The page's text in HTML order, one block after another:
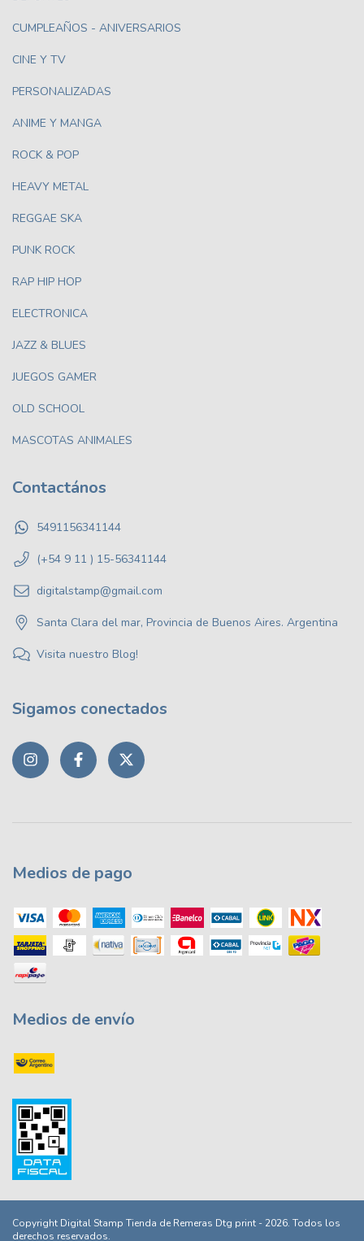
CUMPLEAÑOS - ANIVERSARIOS
CINE Y TV
PERSONALIZADAS
ANIME Y MANGA
ROCK & POP
HEAVY METAL
REGGAE SKA
PUNK ROCK
RAP HIP HOP
ELECTRONICA
JAZZ & BLUES
JUEGOS GAMER
OLD SCHOOL
MASCOTAS ANIMALES
Contactános
5491156341144
(+54 9 11 ) 15-56341144
digitalstamp@gmail.com
Santa Clara del mar, Provincia de Buenos Aires. Argentina
Visita nuestro Blog!
Sigamos conectados
Medios de pago
Medios de envío
Copyright Digital Stamp Tienda de Remeras Dtg print - 2026. Todos los
derechos reservados.